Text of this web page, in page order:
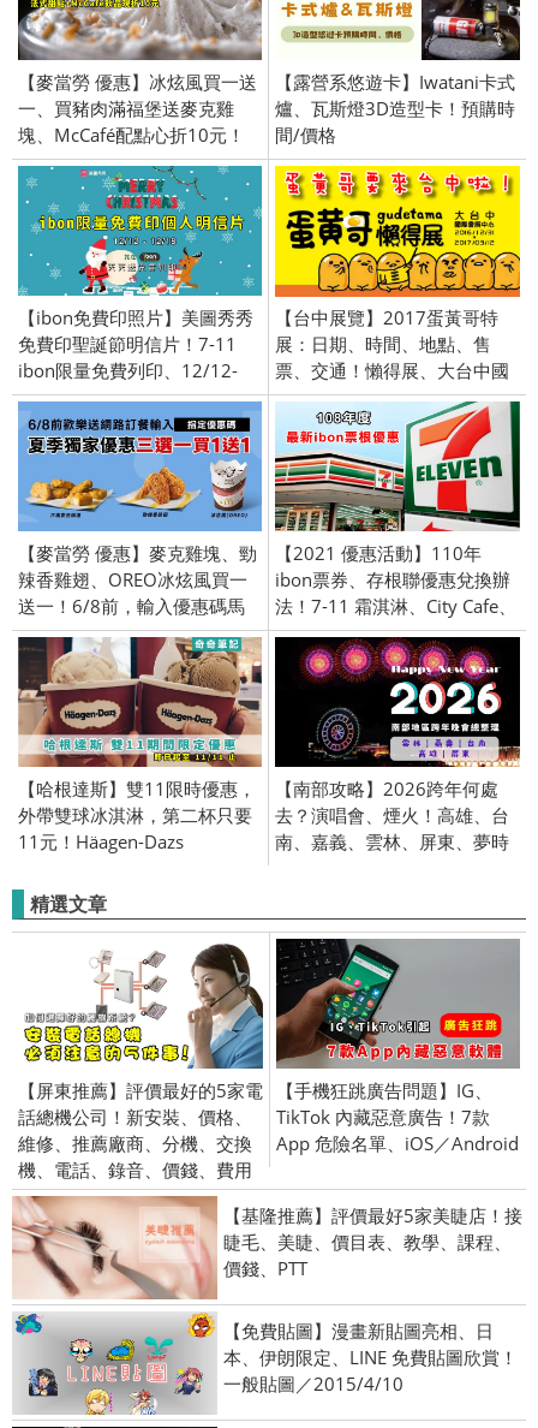
【麥當勞 優惠】冰炫風買一送
一、買豬肉滿福堡送麥克雞
塊、McCafé配點心折10元！
限時優惠
【露營系悠遊卡】Iwatani卡式
爐、瓦斯燈3D造型卡！預購時
間/價格
【ibon免費印照片】美圖秀秀
免費印聖誕節明信片！7-11
ibon限量免費列印、12/12-
12/18
【台中展覽】2017蛋黃哥特
展：日期、時間、地點、售
票、交通！懶得展、大台中國
際會展中心、票價、早鳥優惠
【麥當勞 優惠】麥克雞塊、勁
辣香雞翅、OREO冰炫風買一
送一！6/8前，輸入優惠碼馬
上兌換！限時 優惠
【2021 優惠活動】110年
ibon票券、存根聯優惠兌換辦
法！7-11 霜淇淋、City Cafe、
COLD STONE、21風味館、
Mister Donuts 甜甜圈、夢時
代、聖娜麵包
【哈根達斯】雙11限時優惠，
外帶雙球冰淇淋，第二杯只要
11元！Häagen-Dazs
【南部攻略】2026跨年何處
去？演唱會、煙火！高雄、台
南、嘉義、雲林、屏東、夢時
精選文章
【屏東推薦】評價最好的5家電
話總機公司！新安裝、價格、
維修、推薦廠商、分機、交換
機、電話、錄音、價錢、費用
【手機狂跳廣告問題】IG、
TikTok 內藏惡意廣告！7款
App 危險名單、iOS／Android
【基隆推薦】評價最好5家美睫店！接
睫毛、美睫、價目表、教學、課程、
價錢、PTT
【免費貼圖】漫畫新貼圖亮相、日
本、伊朗限定、LINE 免費貼圖欣賞！
一般貼圖／2015/4/10